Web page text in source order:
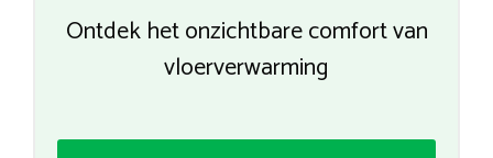
Ontdek het onzichtbare comfort van
vloerverwarming